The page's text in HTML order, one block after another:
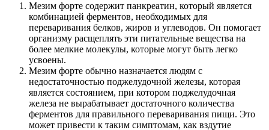
Мезим форте содержит панкреатин, который является
комбинацией ферментов, необходимых для
переваривания белков, жиров и углеводов. Он помогает
организму расщеплять эти питательные вещества на
более мелкие молекулы, которые могут быть легко
усвоены.
Мезим форте обычно назначается людям с
недостаточностью поджелудочной железы, которая
является состоянием, при котором поджелудочная
железа не вырабатывает достаточного количества
ферментов для правильного переваривания пищи. Это
может привести к таким симптомам, как вздутие